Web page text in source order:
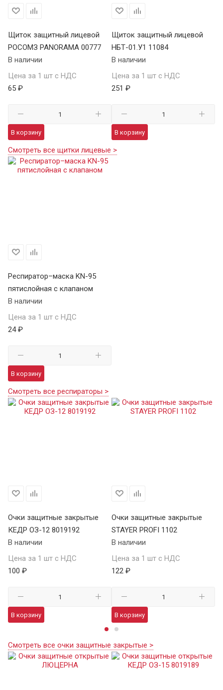
Щиток защитный лицевой
РОСОМЗ PANORAMA 00777
В наличии
Цена за 1 шт с НДС
65 ₽
В корзину
Щиток защитный лицевой
НБТ-01.У1 11084
В наличии
Цена за 1 шт с НДС
251 ₽
В корзину
Смотреть все щитки лицевые >
Респиратор–маска KN-95
пятислойная с клапаном
В наличии
Цена за 1 шт с НДС
24 ₽
В корзину
Смотреть все респираторы >
Очки защитные закрытые
КЕДР ОЗ-12 8019192
В наличии
Цена за 1 шт с НДС
100 ₽
В корзину
Очки защитные закрытые
STAYER PROFI 1102
В наличии
Цена за 1 шт с НДС
122 ₽
В корзину
Смотреть все очки защитные закрытые >